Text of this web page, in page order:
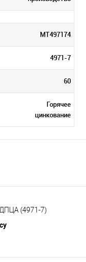
МТ497174
4971-7
60
Горячее
цинкование
(4971-7)